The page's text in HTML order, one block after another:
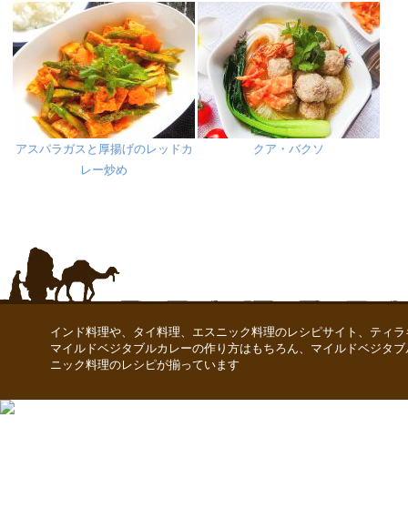
アスパラガスと厚揚げのレッドカ
レー炒め
クア・バクソ
インド料理や、タイ料理、エスニック料理のレシピサイト、ティ
マイルドベジタブルカレーの作り方はもちろん、マイルドベジタ
ニック料理のレシピが揃っています